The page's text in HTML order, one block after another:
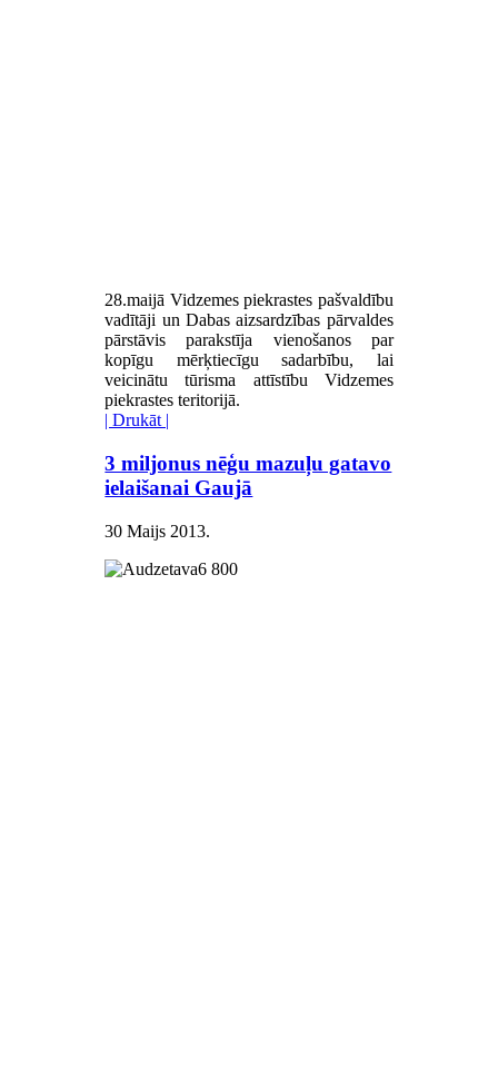
28.maijā Vidzemes piekrastes pašvaldību
vadītāji un Dabas aizsardzības pārvaldes
pārstāvis parakstīja vienošanos par
kopīgu mērķtiecīgu sadarbību, lai
veicinātu tūrisma attīstību Vidzemes
piekrastes teritorijā.
| Drukāt |
3 miljonus nēģu mazuļu gatavo
ielaišanai Gaujā
30 Maijs 2013.